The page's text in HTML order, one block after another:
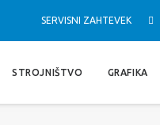
SERVISNI ZAHTEVEK
STROJNIŠTVO GRAFIKA